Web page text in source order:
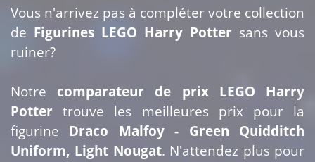
Vous n'arrivez pas à compléter votre collection
de Figurines LEGO Harry Potter sans vous
ruiner?
Notre comparateur de prix LEGO Harry
Potter trouve les meilleures prix pour la
figurine Draco Malfoy - Green Quidditch
Uniform, Light Nougat. N'attendez plus pour